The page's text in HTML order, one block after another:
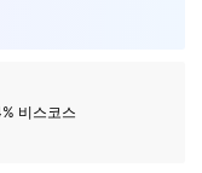
비스코스